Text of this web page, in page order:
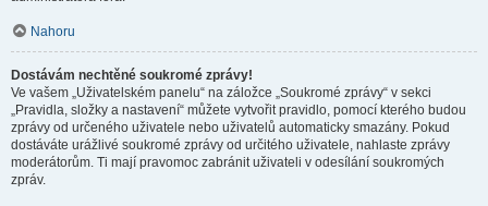
Nahoru
Dostávám nechtěné soukromé zprávy!
Ve vašem „Uživatelském panelu“ na záložce „Soukromé zprávy“ v sekci
„Pravidla, složky a nastavení“ můžete vytvořit pravidlo, pomocí kterého budou
zprávy od určeného uživatele nebo uživatelů automaticky smazány. Pokud
dostáváte urážlivé soukromé zprávy od určitého uživatele, nahlaste zprávy
moderátorům. Ti mají pravomoc zabránit uživateli v odesílání soukromých
zpráv.